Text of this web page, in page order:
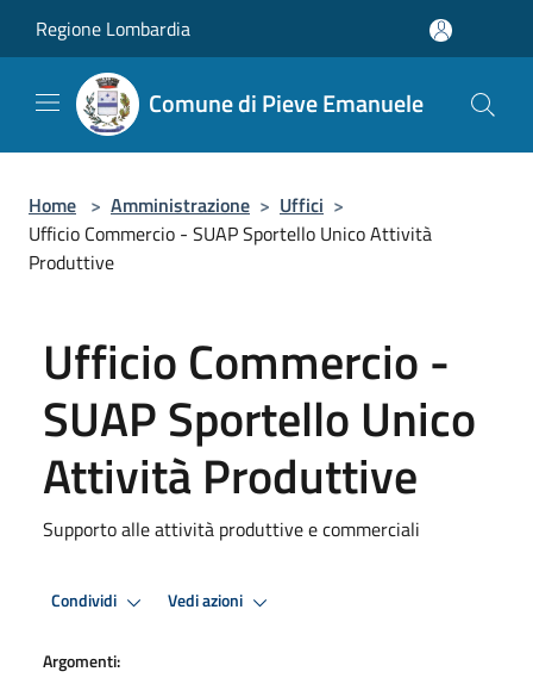
Regione Lombardia
Comune di Pieve Emanuele
Home > Amministrazione > Uffici >
Ufficio Commercio - SUAP Sportello Unico Attività
Produttive
Ufficio Commercio -
SUAP Sportello Unico
Attività Produttive
Supporto alle attività produttive e commerciali
Condividi Vedi azioni
Argomenti: